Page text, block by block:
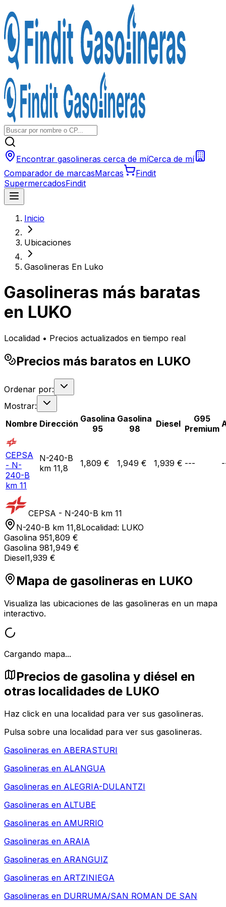
Encontrar gasolineras cerca de míCerca de mí
Comparador de marcasMarcas
Findit
SupermercadosFindit
Inicio
Ubicaciones
Gasolineras En Luko
Gasolineras más baratas
en LUKO
Localidad • Precios actualizados en tiempo real
Precios más baratos en LUKO
Ordenar por:
Mostrar:
Nombre Dirección Gasolina
95
Gasolina
98
Diesel
G95
Premium
CEPSA
- N-
240-B
km 11
N-240-B
km 11,8
1,809 € 1,949 € 1,939 € ---
CEPSA - N-240-B km 11
N-240-B km 11,8Localidad: LUKO
Gasolina 951,809 €
Gasolina 981,949 €
Diesel1,939 €
Mapa de gasolineras en LUKO
Visualiza las ubicaciones de las gasolineras en un mapa
interactivo.
Cargando mapa...
Precios de gasolina y diésel en
otras localidades de LUKO
Haz click en una localidad para ver sus gasolineras.
Pulsa sobre una localidad para ver sus gasolineras.
Gasolineras en ABERASTURI
Gasolineras en ALANGUA
Gasolineras en ALEGRIA-DULANTZI
Gasolineras en ALTUBE
Gasolineras en AMURRIO
Gasolineras en ARAIA
Gasolineras en ARANGUIZ
Gasolineras en ARTZINIEGA
Gasolineras en DURRUMA/SAN ROMAN DE SAN